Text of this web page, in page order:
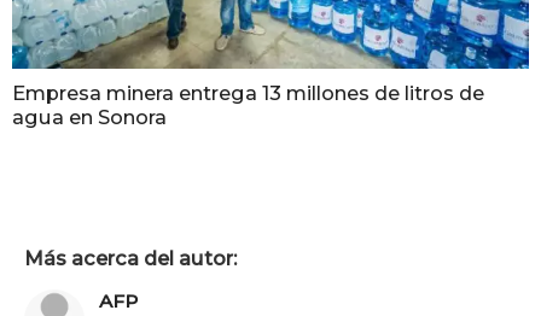
Empresa minera entrega 13 millones de litros de
agua en Sonora
Más acerca del autor:
AFP